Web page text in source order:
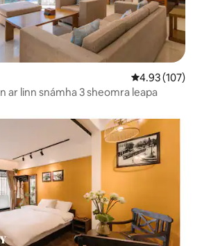
Meánrátáil
4.93 (107)
ar linn snámha 3 sheomra leapa